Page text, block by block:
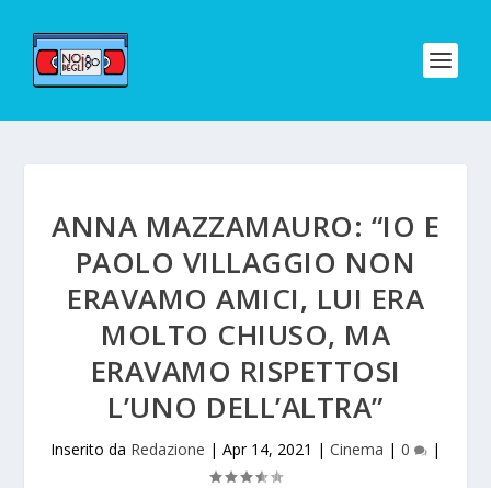
ANNA MAZZAMAURO: “IO E
PAOLO VILLAGGIO NON
ERAVAMO AMICI, LUI ERA
MOLTO CHIUSO, MA
ERAVAMO RISPETTOSI
L’UNO DELL’ALTRA”
Inserito da Redazione | Apr 14, 2021 | Cinema | 0 |